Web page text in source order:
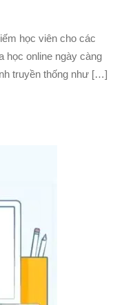
học viên cho các
học online ngày càng
truyền thống như […]